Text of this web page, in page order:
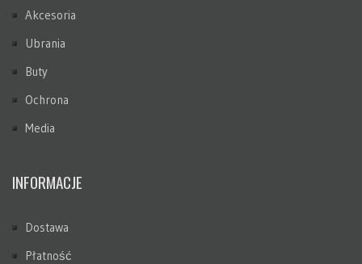
Akcesoria
Ubrania
Buty
Ochrona
Media
INFORMACJE
Dostawa
Płatność